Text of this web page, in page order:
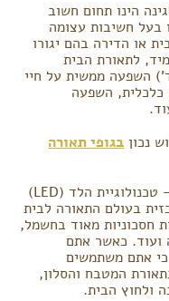
הינו תחום חשוב
בעל חשיבות עצומה
או הדירה בהם יגורו
לתאורת הבית
השפעה ממשית על חיי
כלכלית, השפעה
נכון בגופי תאורה
– טכנולוגיית הלד (LED)
בעולם התאורה לבית
חסכוניות מאוד בחשמל,
ועוד. כאשר אתם
כי אתם משתמשים
המטבח והסלון,
ולחוץ הבית.